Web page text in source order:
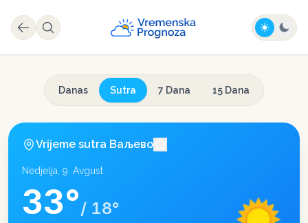
Danas Sutra 7 Dana 15 Dana
Vrijeme sutra Ваљево
Nedjelja, 9. Avgust
33°/ 18°